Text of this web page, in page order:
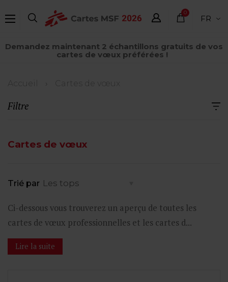
au
principal
Demandez maintenant 2 échantillons gratuits de vos
cartes de vœux préférées !
0
élémentFR
Fil
Accueil Cartes de vœux
Filtre
Cartes de vœux
Trié par
Ci-dessous vous trouverez un aperçu de toutes les
cartes de vœux professionnelles et les cartes d...
Lire la suite